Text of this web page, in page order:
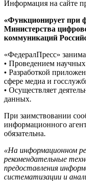
Информация на сайте
«Функционирует при
Министерства
коммуникаций
«ФедералПресс»
• Проведением
• Разработкой
сфере медиа и
• Осуществляет
данных.
При заимствовании
информационного
обязательна.
«На информационном
рекомендательные
предоставления
систематизации и